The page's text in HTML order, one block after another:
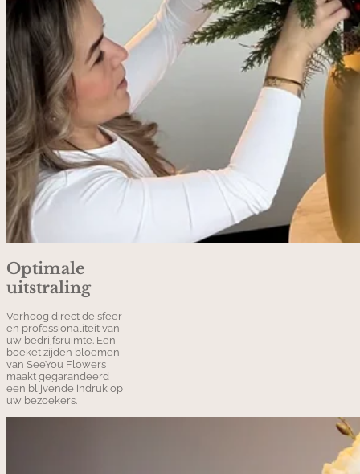
Optimale
uitstraling
Verhoog direct de sfeer
en professionaliteit van
uw bedrijfsruimte. Een
boeket zijden bloemen
van SeeYou Flowers
maakt gegarandeerd
een blijvende indruk op
uw bezoekers.